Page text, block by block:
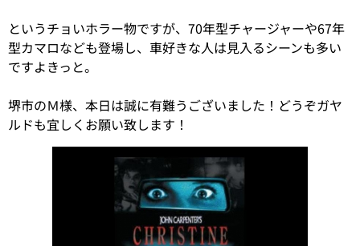
というチョいホラー物ですが、70年型チャージャーや67年
型カマロなども登場し、車好きな人は見入るシーンも多い
ですよきっと。
堺市のＭ様、本日は誠に有難うございました！どうぞガヤ
ルドも宜しくお願い致します！